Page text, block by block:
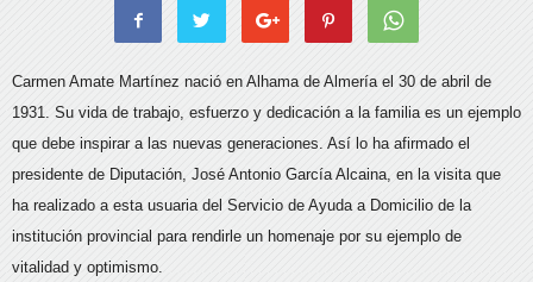
Carmen Amate Martínez nació en Alhama de Almería el 30 de abril de
1931. Su vida de trabajo, esfuerzo y dedicación a la familia es un ejemplo
que debe inspirar a las nuevas generaciones. Así lo ha afirmado el
presidente de Diputación, José Antonio García Alcaina, en la visita que
ha realizado a esta usuaria del Servicio de Ayuda a Domicilio de la
institución provincial para rendirle un homenaje por su ejemplo de
vitalidad y optimismo.